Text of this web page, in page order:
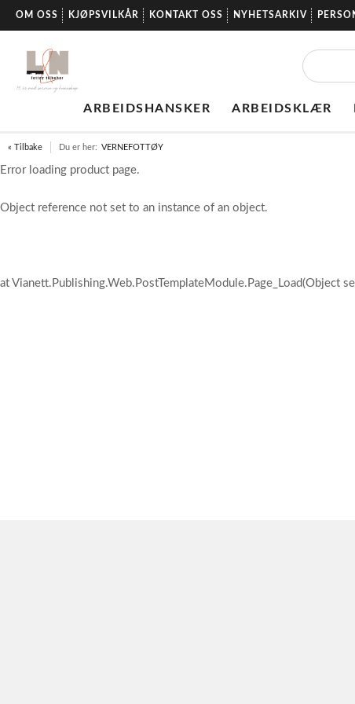
OM OSS KJØPSVILKÅR KONTAKT OSS NYHETSARKIV
ARBEIDSHANSKER ARBEIDSKLÆR
« Tilbake Du er her: VERNEFOTTØY
Error loading product page.
Object reference not set to an instance of an object.
at